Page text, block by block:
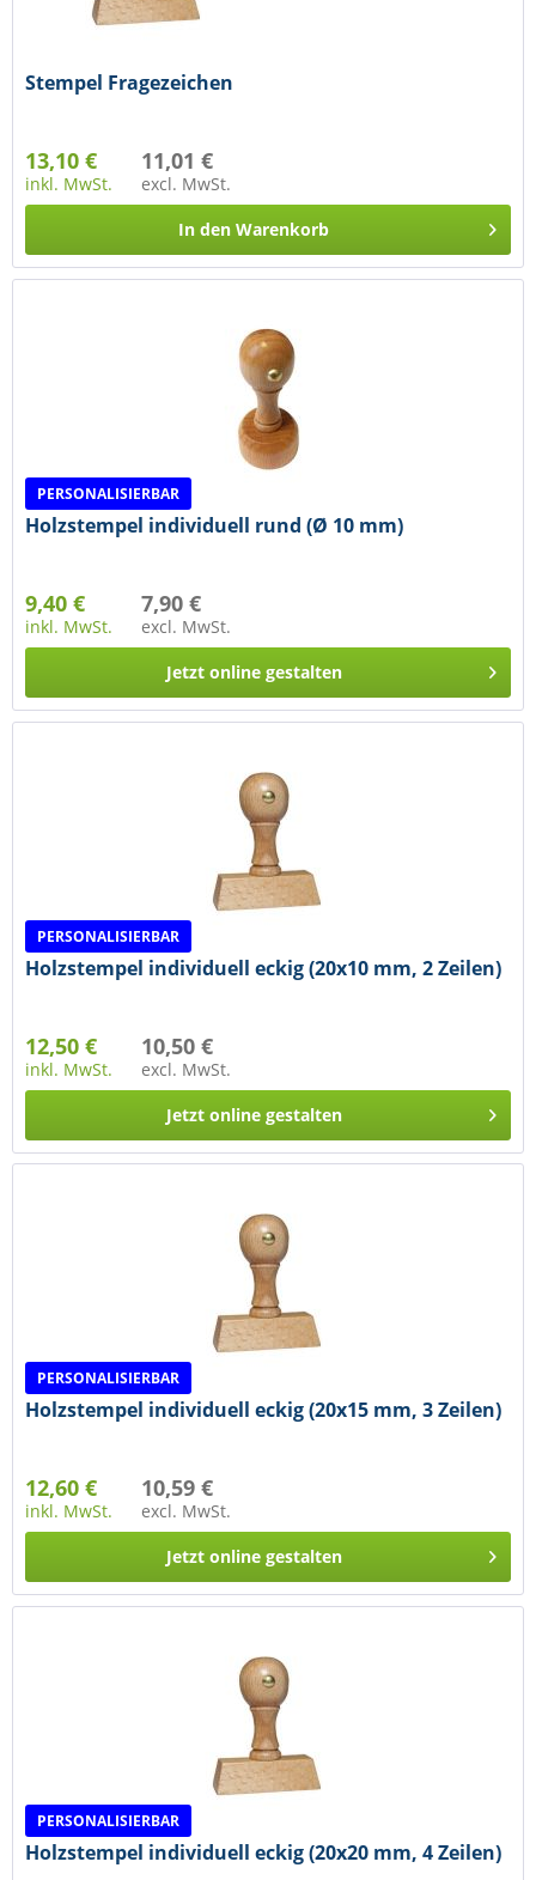
Stempel Fragezeichen
13,10 €
inkl. MwSt.
11,01 €
excl. MwSt.
In den Warenkorb
PERSONALISIERBAR
Holzstempel individuell rund (Ø 10 mm)
9,40 €
inkl. MwSt.
7,90 €
excl. MwSt.
Jetzt online gestalten
PERSONALISIERBAR
Holzstempel individuell eckig (20x10 mm, 2 Zeilen)
12,50 €
inkl. MwSt.
10,50 €
excl. MwSt.
Jetzt online gestalten
PERSONALISIERBAR
Holzstempel individuell eckig (20x15 mm, 3 Zeilen)
12,60 €
inkl. MwSt.
10,59 €
excl. MwSt.
Jetzt online gestalten
PERSONALISIERBAR
Holzstempel individuell eckig (20x20 mm, 4 Zeilen)